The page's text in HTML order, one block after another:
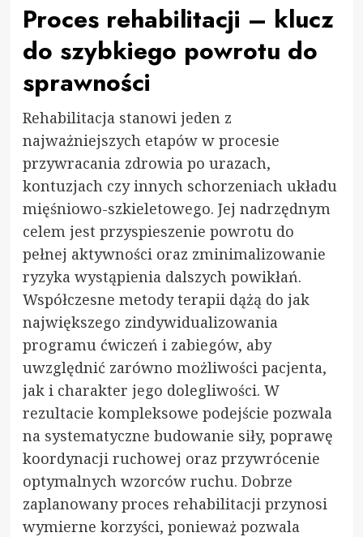
Proces rehabilitacji – klucz
do szybkiego powrotu do
sprawności
Rehabilitacja stanowi jeden z
najważniejszych etapów w procesie
przywracania zdrowia po urazach,
kontuzjach czy innych schorzeniach układu
mięśniowo-szkieletowego. Jej nadrzędnym
celem jest przyspieszenie powrotu do
pełnej aktywności oraz zminimalizowanie
ryzyka wystąpienia dalszych powikłań.
Współczesne metody terapii dążą do jak
największego zindywidualizowania
programu ćwiczeń i zabiegów, aby
uwzględnić zarówno możliwości pacjenta,
jak i charakter jego dolegliwości. W
rezultacie kompleksowe podejście pozwala
na systematyczne budowanie siły, poprawę
koordynacji ruchowej oraz przywrócenie
optymalnych wzorców ruchu. Dobrze
zaplanowany proces rehabilitacji przynosi
wymierne korzyści, ponieważ pozwala